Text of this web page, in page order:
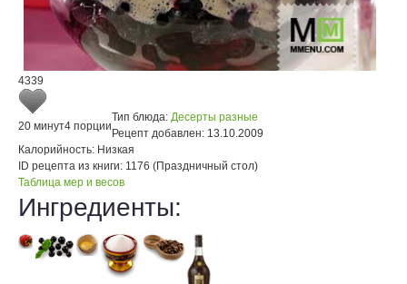
4339
20 минут4 порции
Тип блюда: Десерты разные
Рецепт добавлен: 13.10.2009
Калорийность: Низкая
ID рецепта из книги: 1176 (Праздничный стол)
Таблица мер и весов
Ингредиенты: